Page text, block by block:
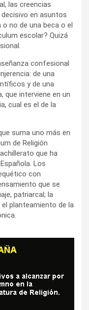
las creencias
en asuntos
no de una beca o el
escolar? Quizá
confesional
de una
y de una
que interviene en un
cual es el de la
suma uno más en
de Religión
que ha
Los
con
que se
patriarcal; la
planteamiento de la